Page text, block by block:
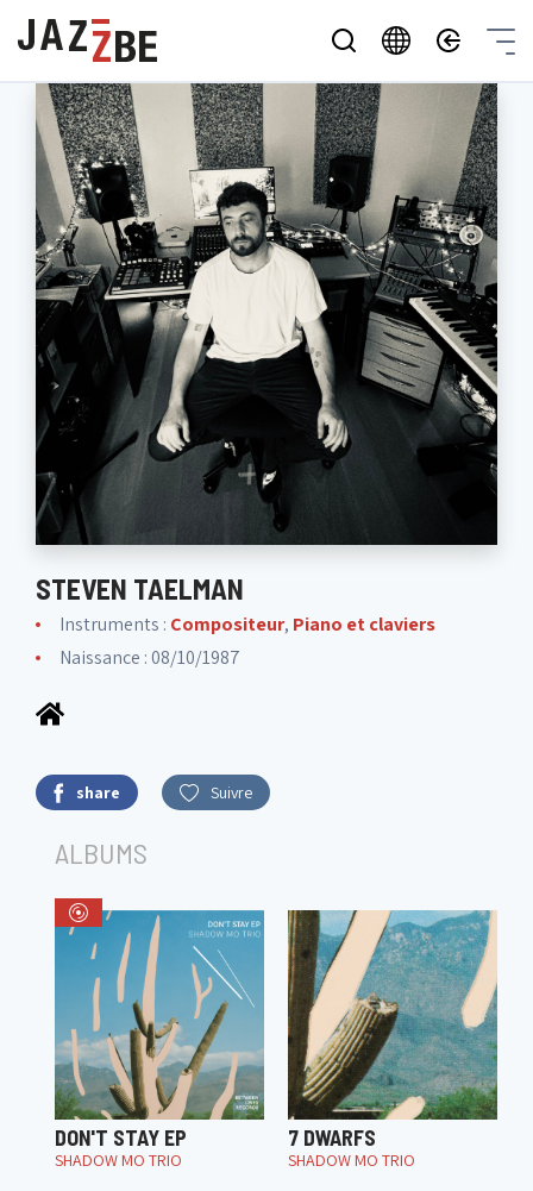
STEVEN TAELMAN
Instruments : Compositeur, Piano et claviers
Naissance : 08/10/1987
share Suivre
ALBUMS
DON'T STAY EP
SHADOW MO TRIO
7 DWARFS
SHADOW MO TRIO